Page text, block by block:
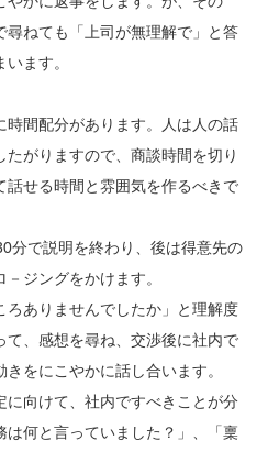
ねても「上司が無理解で」と答
ます。
時間配分があります。人は人の話
がりますので、商談時間を切り
せる時間と雰囲気を作るべきで
分で説明を終わり、後は得意先の
ジングをかけます。
ろありませんでしたか」と理解度
て、感想を尋ね、交渉後に社内で
をにこやかに話し合います。
に向けて、社内ですべきことが分
何と言っていました？」、「稟